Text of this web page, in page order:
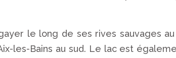
le long de ses rives sauvages
les-Bains au sud. Le lac est